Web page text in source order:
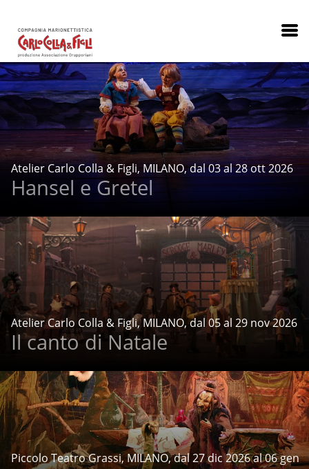
Atelier Carlo Colla & Figli, MILANO, dal 03 al 28 ott 2026
Hansel e Gretel
Atelier Carlo Colla & Figli, MILANO, dal 05 al 29 nov 2026
Il canto di Natale
Piccolo Teatro Grassi, MILANO, dal 27 dic 2026 al 06 gen